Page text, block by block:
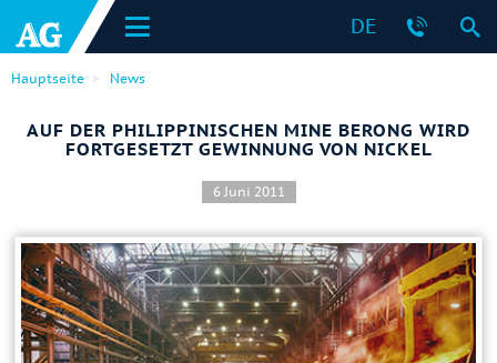
DE
Hauptseite News
AUF DER PHILIPPINISCHEN MINE BERONG WIRD
FORTGESETZT GEWINNUNG VON NICKEL
6 Juni 2011